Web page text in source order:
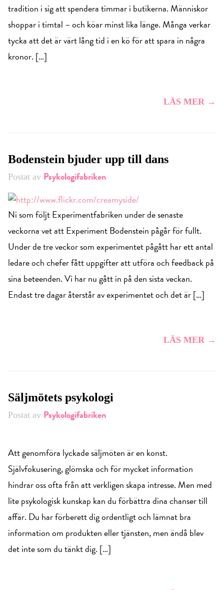
tradition i sig att spendera timmar i butikerna. Människor
shoppar i timtal – och köar minst lika länge. Många verkar
tycka att det är värt lång tid i en kö för att spara in några
kronor. […]
LÄS MER →
Bodenstein bjuder upp till dans
Postat av Psykologifabriken
Ni som följt Experimentfabriken under de senaste
veckorna vet att Experiment Bodenstein pågår för fullt.
Under de tre veckor som experimentet pågått har ett antal
ledare och chefer fått uppgifter att utföra och feedback på
sina beteenden. Vi har nu gått in på den sista veckan.
Endast tre dagar återstår av experimentet och det är […]
LÄS MER →
Säljmötets psykologi
Postat av Psykologifabriken
Att genomföra lyckade säljmöten är en konst.
Självfokusering, glömska och för mycket information
hindrar oss ofta från att verkligen skapa intresse. Men med
lite psykologisk kunskap kan du förbättra dina chanser till
affär. Du har förberett dig ordentligt och lämnat bra
information om produkten eller tjänsten, men ändå blev
det inte som du tänkt dig. […]